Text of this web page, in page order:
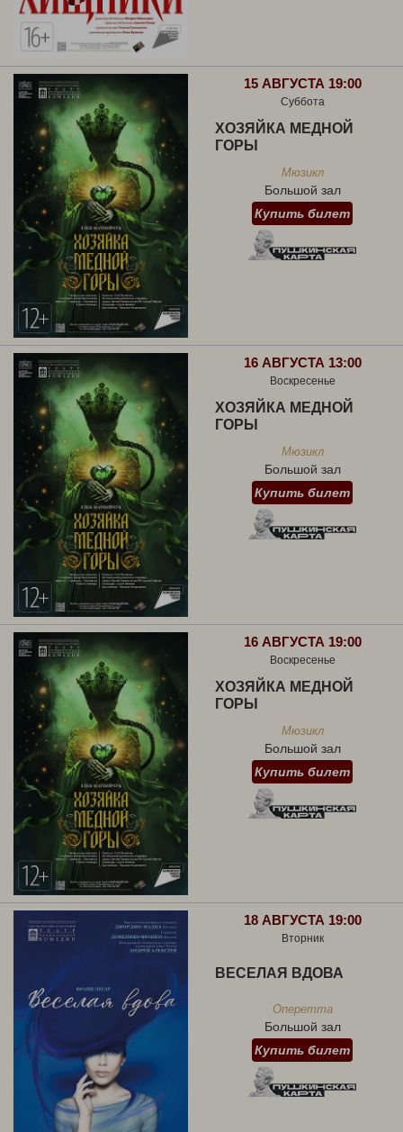
15 АВГУСТА 19:00
Суббота
ХОЗЯЙКА МЕДНОЙ
ГОРЫ
Мюзикл
Большой зал
Купить билет
16 АВГУСТА 13:00
Воскресенье
ХОЗЯЙКА МЕДНОЙ
ГОРЫ
Мюзикл
Большой зал
Купить билет
16 АВГУСТА 19:00
Воскресенье
ХОЗЯЙКА МЕДНОЙ
ГОРЫ
Мюзикл
Большой зал
Купить билет
18 АВГУСТА 19:00
Вторник
ВЕСЕЛАЯ ВДОВА
Оперетта
Большой зал
Купить билет